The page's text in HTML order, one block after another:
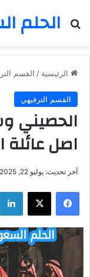
الحلم
بحث عن
الرئيسية / القسم
القسم الترفيهي
الحصيني
اصل
آخر تحديث: يوليو 22, 2025
فيسبوك ‫X